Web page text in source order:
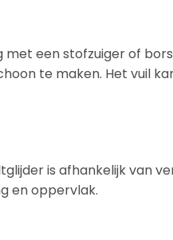
een stofzuiger of
te maken. Het vuil
is afhankelijk van
en oppervlak.